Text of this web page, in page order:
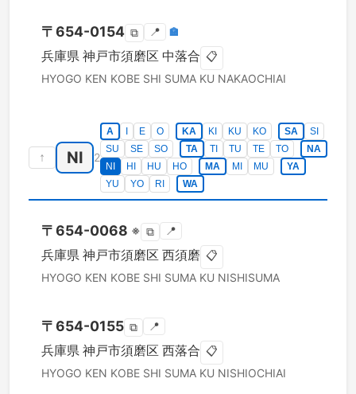
〒654-0154 ⧉ 📍 🏣
兵庫県 神戸市須磨区 中落合 📋
HYOGO KEN KOBE SHI SUMA KU NAKAOCHIAI
↑ NI 2
A E O KA KI KU KO SA
SI
SU
SE SO TA TI TU TE TO
NA
NI
HI HU HO MA MI MU
YA
YU
YO RI WA
〒654-0068 ※ ⧉ 📍
兵庫県 神戸市須磨区 西須磨 📋
HYOGO KEN KOBE SHI SUMA KU NISHISUMA
〒654-0155 ⧉ 📍
兵庫県 神戸市須磨区 西落合 📋
HYOGO KEN KOBE SHI SUMA KU NISHIOCHIAI